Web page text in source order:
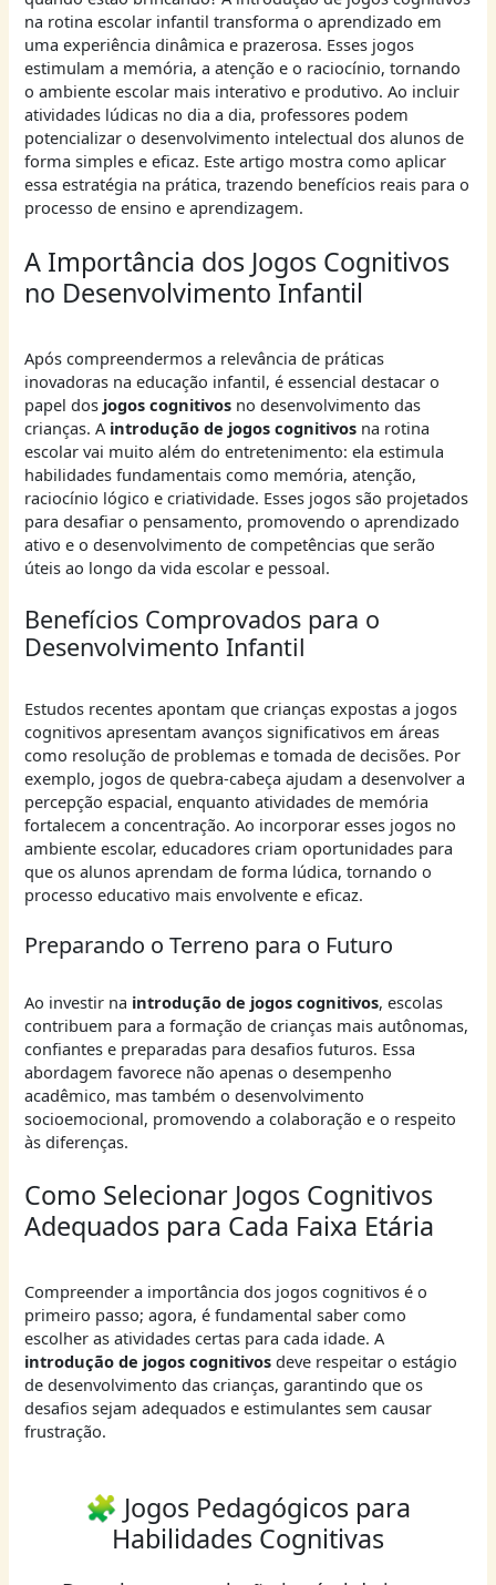
na rotina escolar infantil transforma o aprendizado em
uma experiência dinâmica e prazerosa. Esses jogos
estimulam a memória, a atenção e o raciocínio, tornando
o ambiente escolar mais interativo e produtivo. Ao incluir
atividades lúdicas no dia a dia, professores podem
potencializar o desenvolvimento intelectual dos alunos de
forma simples e eficaz. Este artigo mostra como aplicar
essa estratégia na prática, trazendo benefícios reais para o
processo de ensino e aprendizagem.
A Importância dos Jogos Cognitivos
no Desenvolvimento Infantil
Após compreendermos a relevância de práticas
inovadoras na educação infantil, é essencial destacar o
papel dos jogos cognitivos no desenvolvimento das
crianças. A introdução de jogos cognitivos na rotina
escolar vai muito além do entretenimento: ela estimula
habilidades fundamentais como memória, atenção,
raciocínio lógico e criatividade. Esses jogos são projetados
para desafiar o pensamento, promovendo o aprendizado
ativo e o desenvolvimento de competências que serão
úteis ao longo da vida escolar e pessoal.
Benefícios Comprovados para o
Desenvolvimento Infantil
Estudos recentes apontam que crianças expostas a jogos
cognitivos apresentam avanços significativos em áreas
como resolução de problemas e tomada de decisões. Por
exemplo, jogos de quebra-cabeça ajudam a desenvolver a
percepção espacial, enquanto atividades de memória
fortalecem a concentração. Ao incorporar esses jogos no
ambiente escolar, educadores criam oportunidades para
que os alunos aprendam de forma lúdica, tornando o
processo educativo mais envolvente e eficaz.
Preparando o Terreno para o Futuro
Ao investir na introdução de jogos cognitivos, escolas
contribuem para a formação de crianças mais autônomas,
confiantes e preparadas para desafios futuros. Essa
abordagem favorece não apenas o desempenho
acadêmico, mas também o desenvolvimento
socioemocional, promovendo a colaboração e o respeito
às diferenças.
Como Selecionar Jogos Cognitivos
Adequados para Cada Faixa Etária
Compreender a importância dos jogos cognitivos é o
primeiro passo; agora, é fundamental saber como
escolher as atividades certas para cada idade. A
introdução de jogos cognitivos deve respeitar o estágio
de desenvolvimento das crianças, garantindo que os
desafios sejam adequados e estimulantes sem causar
frustração.
🧩 Jogos Pedagógicos para
Habilidades Cognitivas